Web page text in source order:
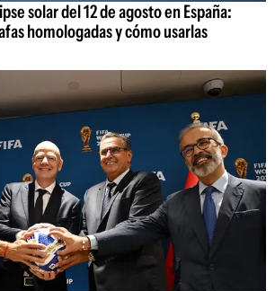
solar del 12 de agosto en España:
homologadas y cómo usarlas